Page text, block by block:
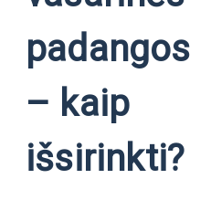
padangos
– kaip
išsirinkti?